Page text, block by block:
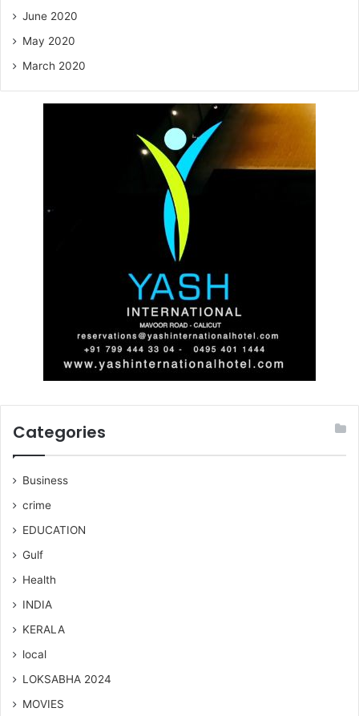
June 2020
May 2020
March 2020
Categories
Business
crime
EDUCATION
Gulf
Health
INDIA
KERALA
local
LOKSABHA 2024
MOVIES